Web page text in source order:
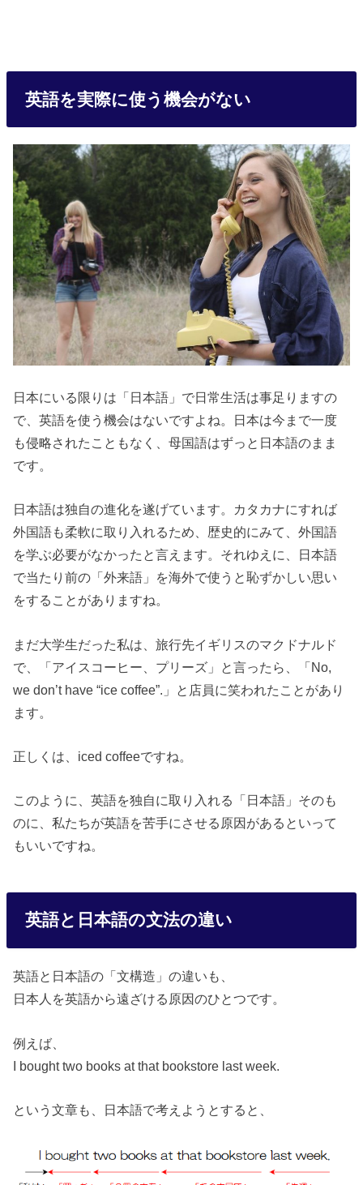
英語を実際に使う機会がない
日本にいる限りは「日本語」で日常生活は事足りますの
で、英語を使う機会はないですよね。日本は今まで一度
も侵略されたこともなく、母国語はずっと日本語のまま
です。
日本語は独自の進化を遂げています。カタカナにすれば
外国語も柔軟に取り入れるため、歴史的にみて、外国語
を学ぶ必要がなかったと言えます。それゆえに、日本語
で当たり前の「外来語」を海外で使うと恥ずかしい思い
をすることがありますね。
まだ大学生だった私は、旅行先イギリスのマクドナルド
で、「アイスコーヒー、プリーズ」と言ったら、「No,
we don’t have “ice coffee”.」と店員に笑われたことがあり
ます。
正しくは、iced coffeeですね。
このように、英語を独自に取り入れる「日本語」そのも
のに、私たちが英語を苦手にさせる原因があるといって
もいいですね。
英語と日本語の文法の違い
英語と日本語の「文構造」の違いも、
日本人を英語から遠ざける原因のひとつです。
例えば、
I bought two books at that bookstore last week.
という文章も、日本語で考えようとすると、